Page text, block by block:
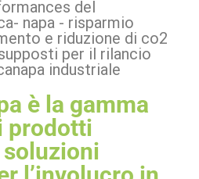
del
napa - risparmio
e riduzione di co2
per il rilancio
industriale
è la gamma
prodotti